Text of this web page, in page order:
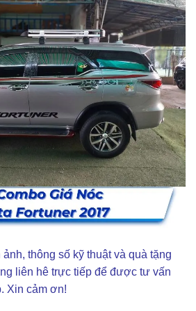
thông số kỹ thuật và quà tặng
liên hê trực tiếp để được tư vấn
Xin cảm ơn!